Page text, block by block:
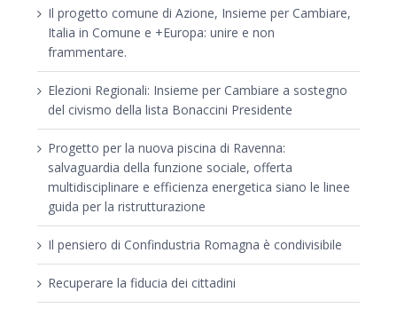
Il progetto comune di Azione, Insieme per Cambiare,
Italia in Comune e +Europa: unire e non
frammentare.
Elezioni Regionali: Insieme per Cambiare a sostegno
del civismo della lista Bonaccini Presidente
Progetto per la nuova piscina di Ravenna:
salvaguardia della funzione sociale, offerta
multidisciplinare e efficienza energetica siano le linee
guida per la ristrutturazione
Il pensiero di Confindustria Romagna è condivisibile
Recuperare la fiducia dei cittadini